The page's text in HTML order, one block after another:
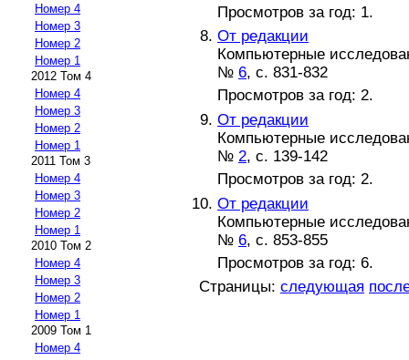
Номер 4
Номер 3
Номер 2
Номер 1
2012 Том 4
Номер 4
Номер 3
Номер 2
Номер 1
2011 Том 3
Номер 4
Номер 3
Номер 2
Номер 1
2010 Том 2
Номер 4
Номер 3
Номер 2
Номер 1
2009 Том 1
Номер 4
Просмотров за год: 1.
От редакции
Компьютерные
№ 6, с. 831-832
Просмотров за год: 2.
От редакции
Компьютерные
№ 2, с. 139-142
Просмотров за год: 2.
От редакции
Компьютерные
№ 6, с. 853-855
Просмотров за год: 6.
Страницы: следующая